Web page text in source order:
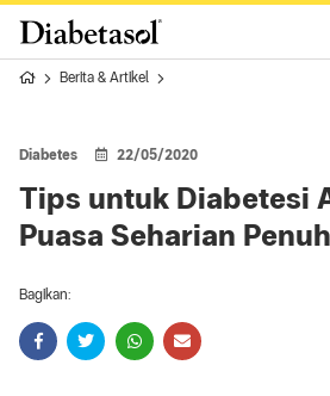
Berita & Artikel
Diabetes 22/05/2020
Tips untuk Diabetesi
Puasa Seharian Penuh
Bagikan: